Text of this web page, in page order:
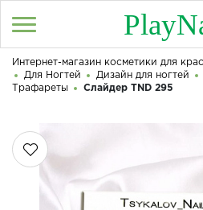
Войти Регистрация
КОНТАКТЫ
Здравствуйте! Что вы ищете?
Интернет-магазин косметики для
Для Ногтей
Дизайн для ногтей
Трафареты
Слайдер TND 295